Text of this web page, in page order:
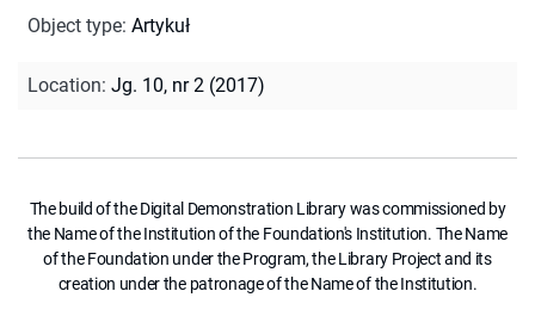
Object type: Artykuł
Location: Jg. 10, nr 2 (2017)
The build of the Digital Demonstration Library was commissioned by
the Name of the Institution of the Foundation's Institution. The Name
of the Foundation under the Program, the Library Project and its
creation under the patronage of the Name of the Institution.